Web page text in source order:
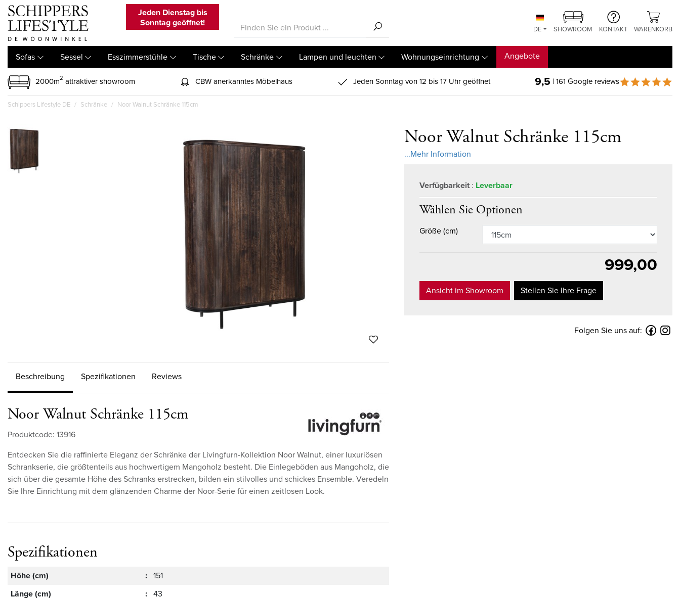
Jeden Dienstag bis
Sonntag geöffnet!
DE SHOWROOM KONTAKT WARENKORB
Sofas Sessel Esszimmerstühle Tische Schränke Lampen und leuchten Wohnungseinrichtung Angebote
2000m2 attraktiver showroom CBW anerkanntes Möbelhaus Jeden Sonntag von 12 bis 17 Uhr geöffnet 9,5 | 161 Google reviews
Schippers Lifestyle DE Schränke Noor Walnut Schränke 115cm
Beschreibung Spezifikationen Reviews
Noor Walnut Schränke 115cm
Produktcode: 13916
Entdecken Sie die raffinierte Eleganz der Schränke der Livingfurn-Kollektion Noor Walnut, einer luxuriösen
Schrankserie, die größtenteils aus hochwertigem Mangoholz besteht. Die Einlegeböden aus Mangoholz, die
sich über die gesamte Höhe des Schranks erstrecken, bilden ein stilvolles und schickes Ensemble. Veredeln
Sie Ihre Einrichtung mit dem glänzenden Charme der Noor-Serie für einen zeitlosen Look.
Spezifikationen
Höhe (cm) : 151
Länge (cm)
: 43
Noor Walnut Schränke 115cm
...Mehr Information
Verfügbarkeit : Leverbaar
Wählen Sie Optionen
Größe (cm)
999,00
Ansicht im Showroom Stellen Sie Ihre Frage
Folgen Sie uns auf: